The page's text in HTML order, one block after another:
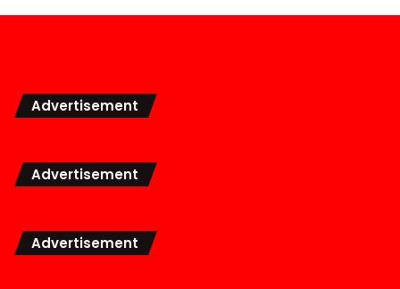
Advertisement
Advertisement
Advertisement